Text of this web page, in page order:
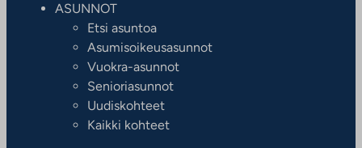
ASUNNOT
Etsi asuntoa
Asumisoikeusasunnot
Vuokra-asunnot
Senioriasunnot
Uudiskohteet
Kaikki kohteet